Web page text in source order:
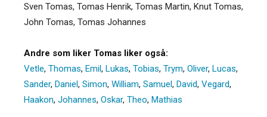
Sven Tomas, Tomas Henrik, Tomas Martin, Knut Tomas,
John Tomas, Tomas Johannes
Andre som liker Tomas liker også:
Vetle, Thomas, Emil, Lukas, Tobias, Trym, Oliver, Lucas,
Sander, Daniel, Simon, William, Samuel, David, Vegard,
Haakon, Johannes, Oskar, Theo, Mathias